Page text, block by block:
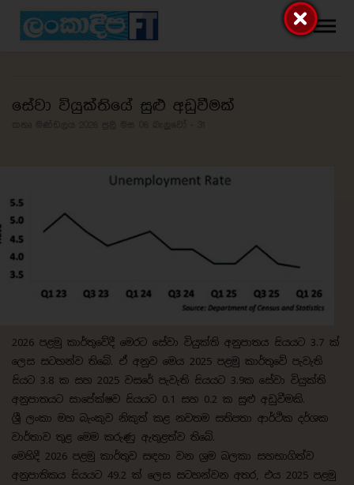
සේවා වියුක්තියේ සුළු අඩුවීමක්
2026 පළමු කාර්තුවේදී මෙරට සේවා වියුක්ති අනුපාතය සියයට 3.7 ක්
ලෙස සටහන්ව තිබේ. ඒ අනුව මෙය 2025 පළමු කාර්තුවේ පැවැති
සියට 3.8 ක සහ 2025 වසරේ පැවැති සියයට 3.9ක සේවා වියුක්ති
අනුපාතයට සාපේක්ෂව සියයට 0.1 සහ 0.2 ක සුළු අඩුවීමකි.
ශ්‍රී ලංකා මහ බැංකුව නිකුත් කළ නවතම සතිපතා ආර්ථික දර්ශක
වාර්තාව තුළ මෙම කරුණු ඇතුළත්ව තිබේ.
මෙහිදී 2026 පළමු කාර්තුව සඳහා වන ශ්‍රම බලකා සහභාගිත්ව
අනුපාතිකය සියයට 49.2 ක් ලෙස සටහන්වන අතර, එය 2025 පළමු